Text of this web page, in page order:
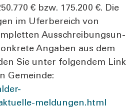
€ bzw. 175.200 €. Die
im Ufer­be­reich von
Aus­schrei­bungs­un­
Anga­ben aus dem
Sie unter fol­gen­dem Link
Gemein­de:
meldungen.html